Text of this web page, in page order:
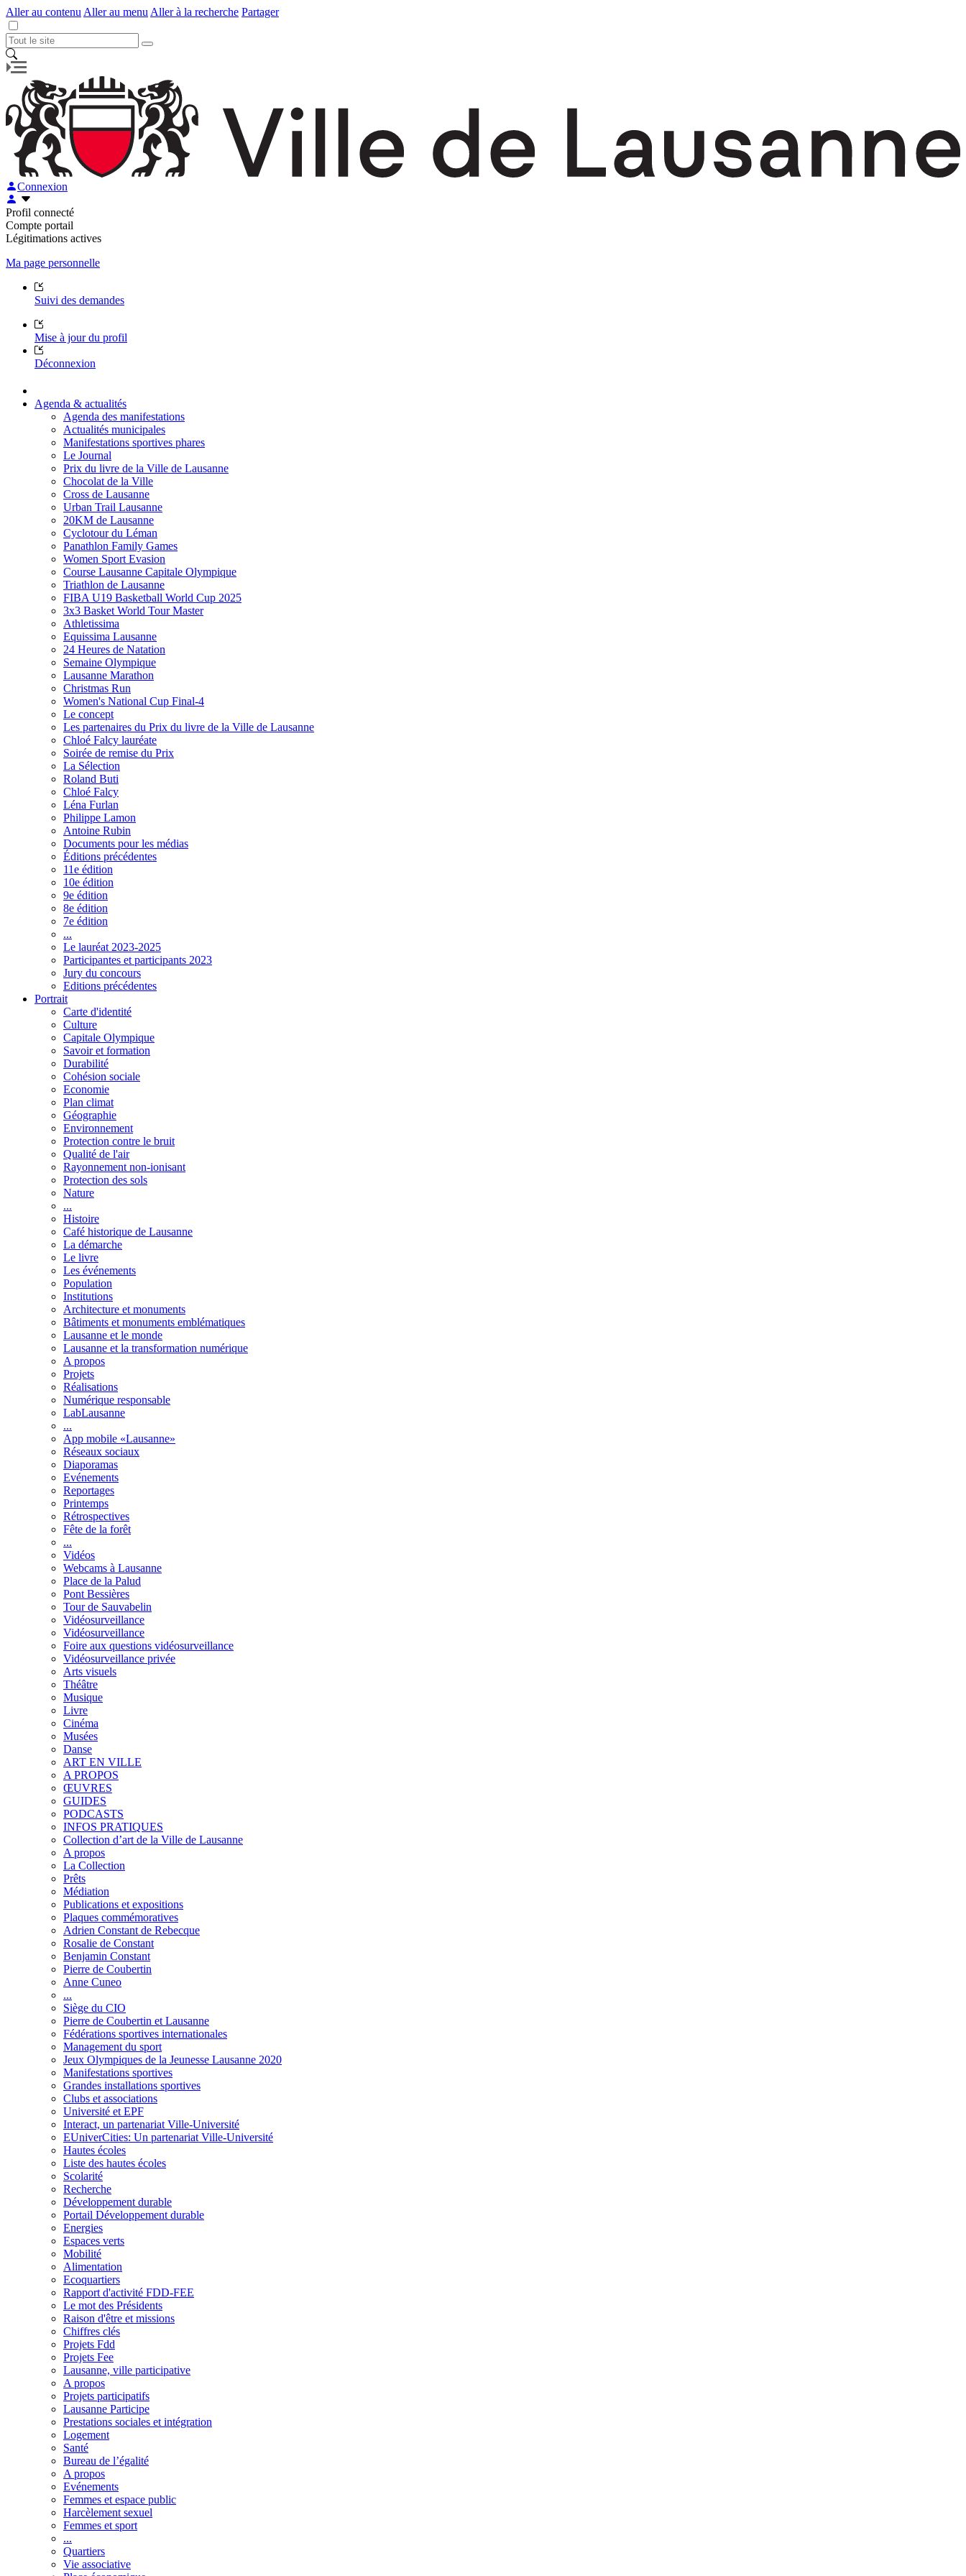
Aller au contenu Aller au menu Aller à la recherche Partager
Connexion
Profil connecté
Compte portail
Légitimations actives
Ma page personnelle
Suivi des demandes
Mise à jour du profil
Déconnexion
Agenda & actualités
Agenda des manifestations
Actualités municipales
Manifestations sportives phares
Le Journal
Prix du livre de la Ville de Lausanne
Chocolat de la Ville
Cross de Lausanne
Urban Trail Lausanne
20KM de Lausanne
Cyclotour du Léman
Panathlon Family Games
Women Sport Evasion
Course Lausanne Capitale Olympique
Triathlon de Lausanne
FIBA U19 Basketball World Cup 2025
3x3 Basket World Tour Master
Athletissima
Equissima Lausanne
24 Heures de Natation
Semaine Olympique
Lausanne Marathon
Christmas Run
Women's National Cup Final-4
Le concept
Les partenaires du Prix du livre de la Ville de Lausanne
Chloé Falcy lauréate
Soirée de remise du Prix
La Sélection
Roland Buti
Chloé Falcy
Léna Furlan
Philippe Lamon
Antoine Rubin
Documents pour les médias
Éditions précédentes
11e édition
10e édition
9e édition
8e édition
7e édition
...
Le lauréat 2023-2025
Participantes et participants 2023
Jury du concours
Editions précédentes
Portrait
Carte d'identité
Culture
Capitale Olympique
Savoir et formation
Durabilité
Cohésion sociale
Economie
Plan climat
Géographie
Environnement
Protection contre le bruit
Qualité de l'air
Rayonnement non-ionisant
Protection des sols
Nature
...
Histoire
Café historique de Lausanne
La démarche
Le livre
Les événements
Population
Institutions
Architecture et monuments
Bâtiments et monuments emblématiques
Lausanne et le monde
Lausanne et la transformation numérique
A propos
Projets
Réalisations
Numérique responsable
LabLausanne
...
App mobile «Lausanne»
Réseaux sociaux
Diaporamas
Evénements
Reportages
Printemps
Rétrospectives
Fête de la forêt
...
Vidéos
Webcams à Lausanne
Place de la Palud
Pont Bessières
Tour de Sauvabelin
Vidéosurveillance
Vidéosurveillance
Foire aux questions vidéosurveillance
Vidéosurveillance privée
Arts visuels
Théâtre
Musique
Livre
Cinéma
Musées
Danse
ART EN VILLE
A PROPOS
ŒUVRES
GUIDES
PODCASTS
INFOS PRATIQUES
Collection d’art de la Ville de Lausanne
A propos
La Collection
Prêts
Médiation
Publications et expositions
Plaques commémoratives
Adrien Constant de Rebecque
Rosalie de Constant
Benjamin Constant
Pierre de Coubertin
Anne Cuneo
...
Siège du CIO
Pierre de Coubertin et Lausanne
Fédérations sportives internationales
Management du sport
Jeux Olympiques de la Jeunesse Lausanne 2020
Manifestations sportives
Grandes installations sportives
Clubs et associations
Université et EPF
Interact, un partenariat Ville-Université
EUniverCities: Un partenariat Ville-Université
Hautes écoles
Liste des hautes écoles
Scolarité
Recherche
Développement durable
Portail Développement durable
Energies
Espaces verts
Mobilité
Alimentation
Ecoquartiers
Rapport d'activité FDD-FEE
Le mot des Présidents
Raison d'être et missions
Chiffres clés
Projets Fdd
Projets Fee
Lausanne, ville participative
A propos
Projets participatifs
Lausanne Participe
Prestations sociales et intégration
Logement
Santé
Bureau de l’égalité
A propos
Evénements
Femmes et espace public
Harcèlement sexuel
Femmes et sport
...
Quartiers
Vie associative